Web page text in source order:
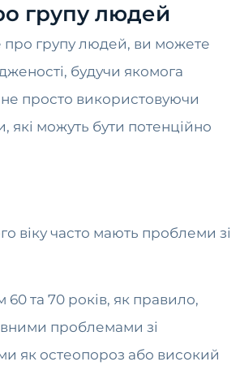
групу людей
групу людей, ви можете
будучи якомога
просто використовуючи
які можуть бути потенційно
віку часто мають проблеми зі
60 та 70 років, як правило,
проблемами зі
як остеопороз або високий